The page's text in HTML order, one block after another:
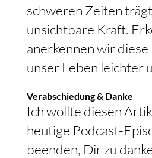
schweren Zeiten
unsichtbare Kraft.
anerkennen wir
unser Leben leichter
Verabschiedung & Danke
Ich wollte diesen
heutige Podcast-
beenden, Dir zu